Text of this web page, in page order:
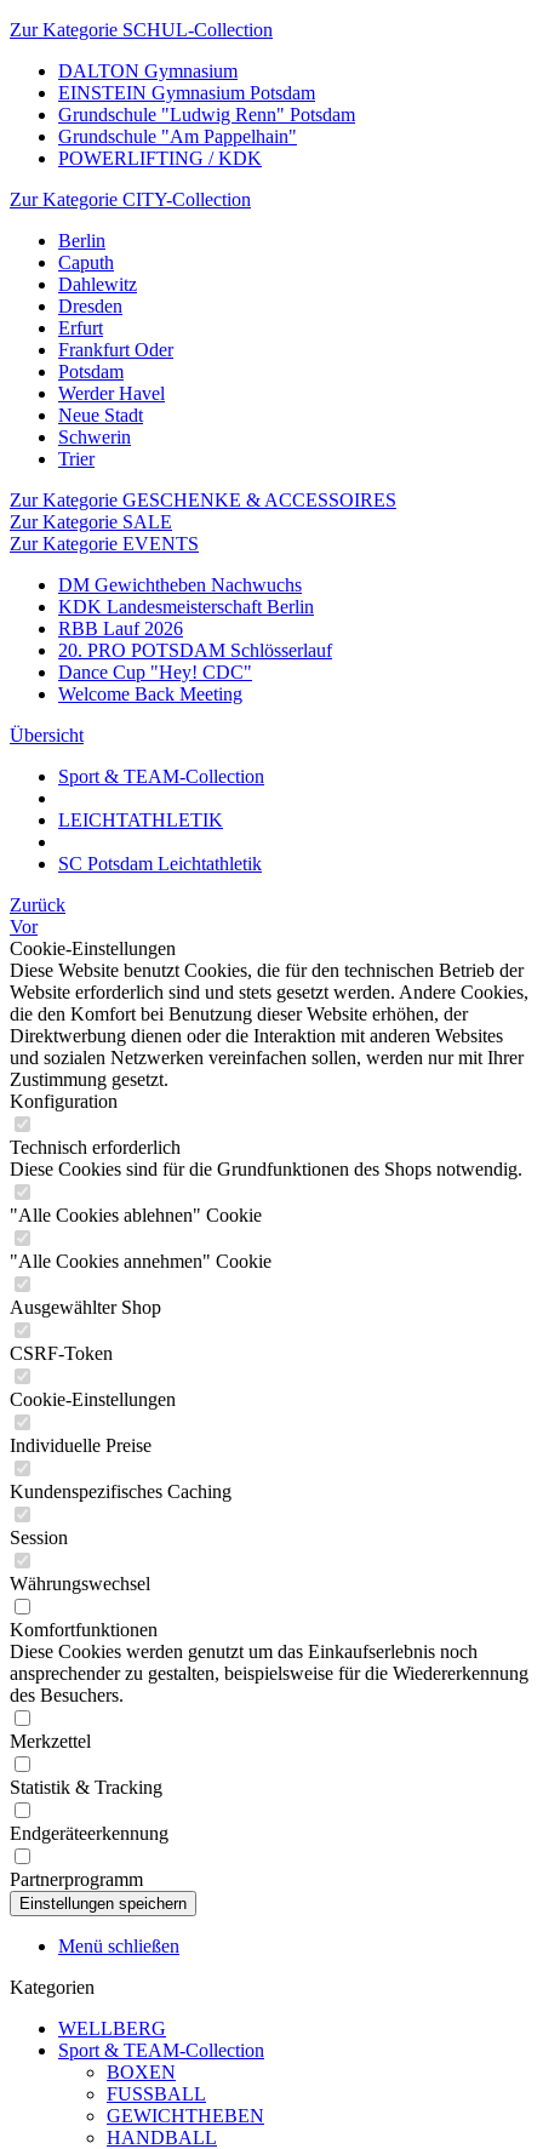
Zur Kategorie SCHUL-Collection
DALTON Gymnasium
EINSTEIN Gymnasium Potsdam
Grundschule "Ludwig Renn" Potsdam
Grundschule "Am Pappelhain"
POWERLIFTING / KDK
Zur Kategorie CITY-Collection
Berlin
Caputh
Dahlewitz
Dresden
Erfurt
Frankfurt Oder
Potsdam
Werder Havel
Neue Stadt
Schwerin
Trier
Zur Kategorie GESCHENKE & ACCESSOIRES
Zur Kategorie SALE
Zur Kategorie EVENTS
DM Gewichtheben Nachwuchs
KDK Landesmeisterschaft Berlin
RBB Lauf 2026
20. PRO POTSDAM Schlösserlauf
Dance Cup "Hey! CDC"
Welcome Back Meeting
Übersicht
Sport & TEAM-Collection
LEICHTATHLETIK
SC Potsdam Leichtathletik
Zurück
Vor
Cookie-Einstellungen
Diese Website benutzt Cookies, die für den technischen Betrieb der
Website erforderlich sind und stets gesetzt werden. Andere Cookies,
die den Komfort bei Benutzung dieser Website erhöhen, der
Direktwerbung dienen oder die Interaktion mit anderen Websites
und sozialen Netzwerken vereinfachen sollen, werden nur mit Ihrer
Zustimmung gesetzt.
Konfiguration
Technisch erforderlich
Diese Cookies sind für die Grundfunktionen des Shops notwendig.
"Alle Cookies ablehnen" Cookie
"Alle Cookies annehmen" Cookie
Ausgewählter Shop
CSRF-Token
Cookie-Einstellungen
Individuelle Preise
Kundenspezifisches Caching
Session
Währungswechsel
Komfortfunktionen
Diese Cookies werden genutzt um das Einkaufserlebnis noch
ansprechender zu gestalten, beispielsweise für die Wiedererkennung
des Besuchers.
Merkzettel
Statistik & Tracking
Endgeräteerkennung
Partnerprogramm
Menü schließen
Kategorien
WELLBERG
Sport & TEAM-Collection
BOXEN
FUSSBALL
GEWICHTHEBEN
HANDBALL